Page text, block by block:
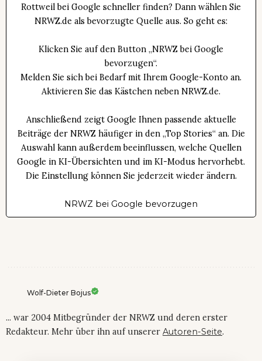
Rottweil bei Google schneller finden? Dann wählen Sie
NRWZ.de als bevorzugte Quelle aus. So geht es:
Klicken Sie auf den Button „NRWZ bei Google
bevorzugen“.
Melden Sie sich bei Bedarf mit Ihrem Google-Konto an.
Aktivieren Sie das Kästchen neben NRWZ.de.
Anschließend zeigt Google Ihnen passende aktuelle
Beiträge der NRWZ häufiger in den „Top Stories“ an. Die
Auswahl kann außerdem beeinflussen, welche Quellen
Google in KI-Übersichten und im KI-Modus hervorhebt.
Die Einstellung können Sie jederzeit wieder ändern.
NRWZ bei Google bevorzugen
Wolf-Dieter Bojus
... war 2004 Mitbegründer der NRWZ und deren erster
Redakteur. Mehr über ihn auf unserer Autoren-Seite.